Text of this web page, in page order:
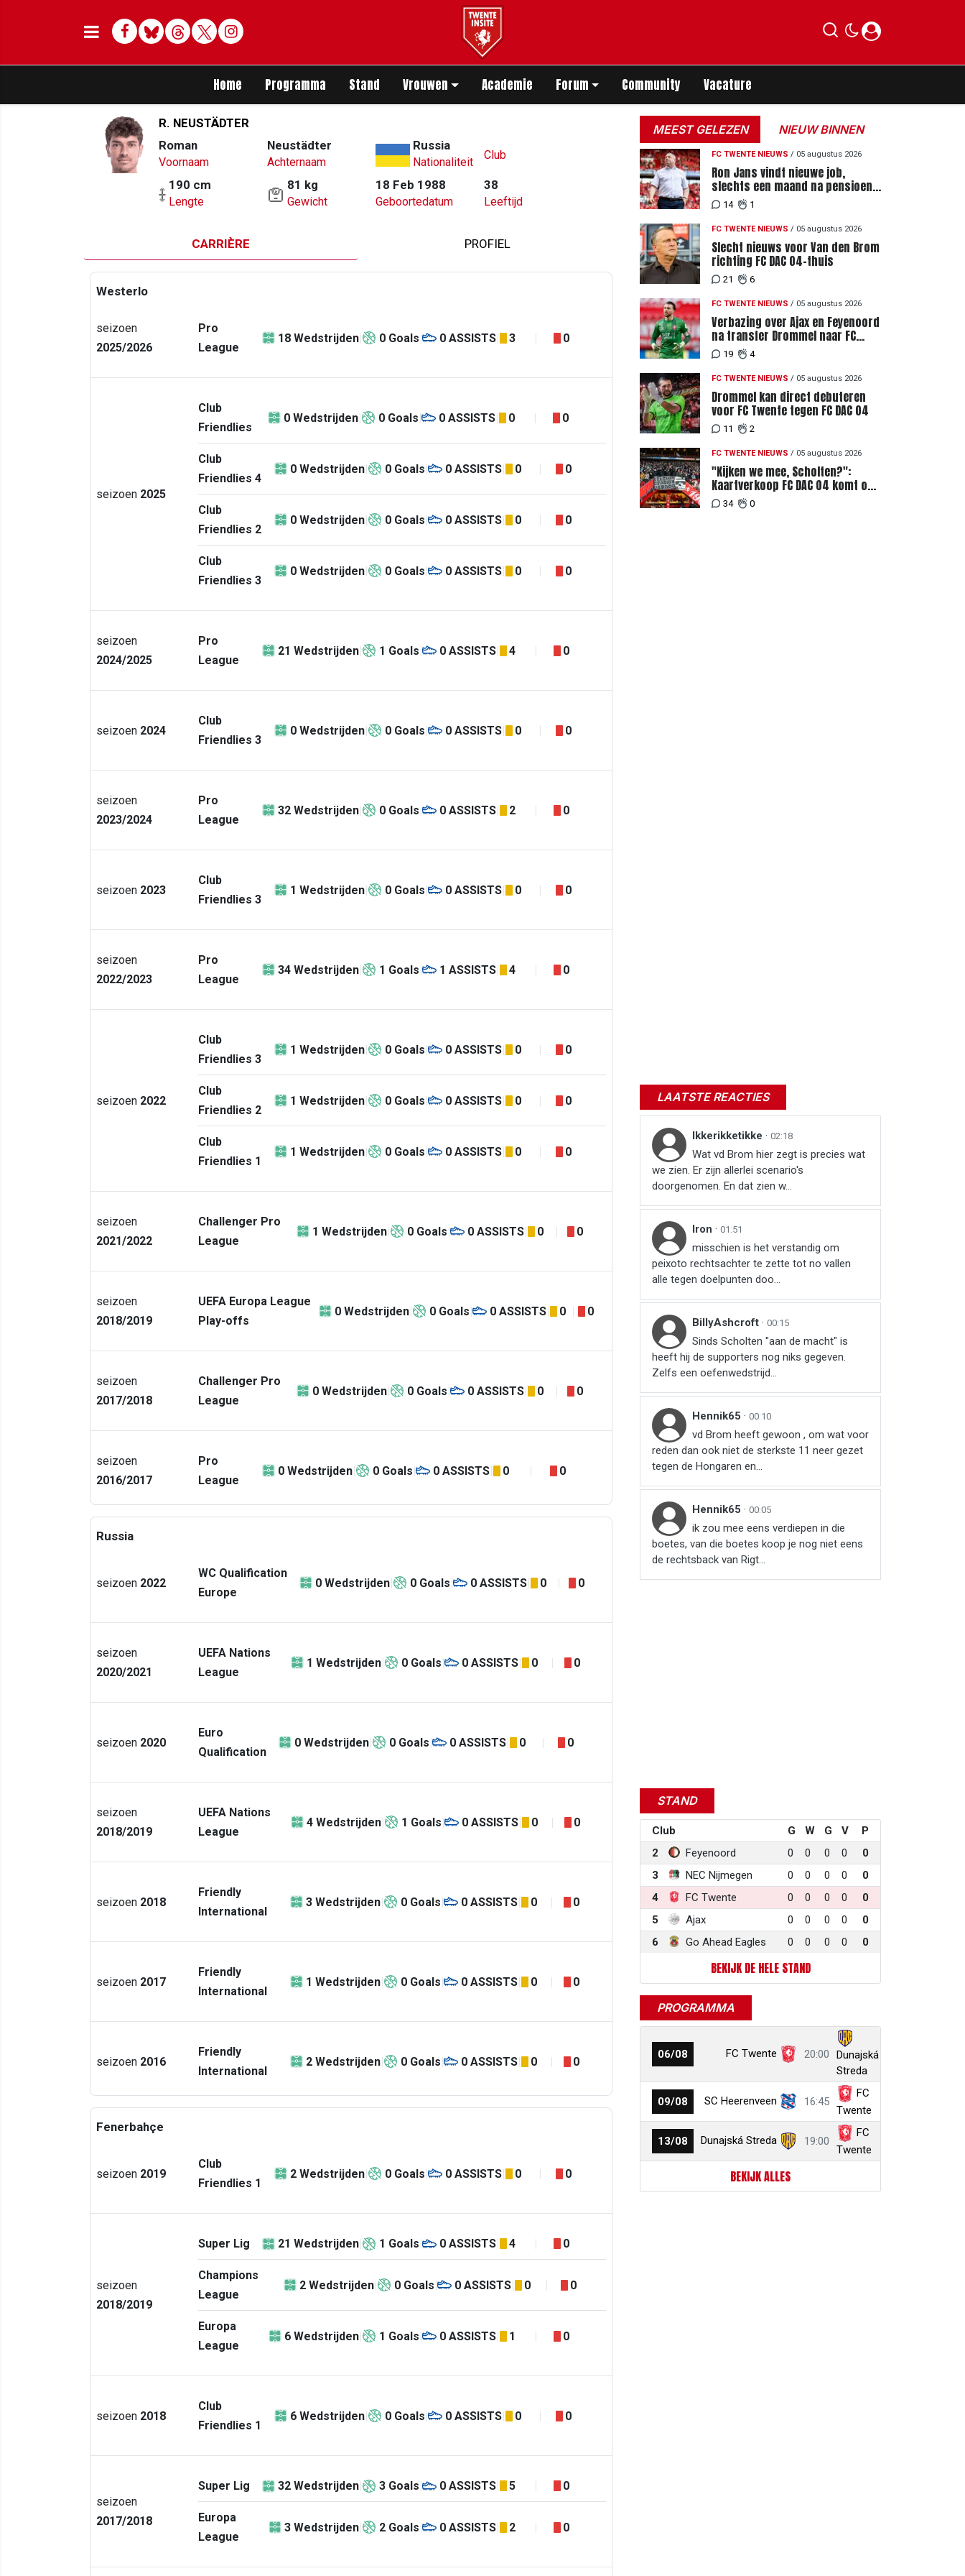
Facebook
BlueskyThreadsTwitterDelen op Whatsapp
Home Programma Stand Vrouwen Academie Forum Community Vacature
R. NEUSTÄDTER
Roman
Voornaam
Neustädter
Achternaam
Russia
Nationaliteit
Club
190 cm
Lengte
81 kg
Gewicht
18 Feb 1988
Geboortedatum
38
Leeftijd
CARRIÈRE PROFIEL
Westerlo
seizoen
2025/2026
Pro
League
18 Wedstrijden 0 Goals 0 ASSISTS 3 0
seizoen 2025
Club
Friendlies
0 Wedstrijden 0 Goals 0 ASSISTS 0 0
Club
Friendlies 4
0 Wedstrijden 0 Goals 0 ASSISTS 0 0
Club
Friendlies 2
0 Wedstrijden 0 Goals 0 ASSISTS 0 0
Club
Friendlies 3
0 Wedstrijden 0 Goals 0 ASSISTS 0 0
seizoen
2024/2025
Pro
League
21 Wedstrijden 1 Goals 0 ASSISTS 4 0
seizoen 2024
Club
Friendlies 3
0 Wedstrijden 0 Goals 0 ASSISTS 0 0
seizoen
2023/2024
Pro
League
32 Wedstrijden 0 Goals 0 ASSISTS 2 0
seizoen 2023
Club
Friendlies 3
1 Wedstrijden 0 Goals 0 ASSISTS 0 0
seizoen
2022/2023
Pro
League
34 Wedstrijden 1 Goals 1 ASSISTS 4 0
seizoen 2022
Club
Friendlies 3
1 Wedstrijden 0 Goals 0 ASSISTS 0 0
Club
Friendlies 2
1 Wedstrijden 0 Goals 0 ASSISTS 0 0
Club
Friendlies 1
1 Wedstrijden 0 Goals 0 ASSISTS 0 0
seizoen
2021/2022
Challenger Pro
League
1 Wedstrijden 0 Goals 0 ASSISTS 0 0
seizoen
2018/2019
UEFA Europa League
Play-offs
0 Wedstrijden 0 Goals 0 ASSISTS 0 0
seizoen
2017/2018
Challenger Pro
League
0 Wedstrijden 0 Goals 0 ASSISTS 0 0
seizoen
2016/2017
Pro
League
0 Wedstrijden 0 Goals 0 ASSISTS 0 0
Russia
seizoen 2022
WC Qualification
Europe
0 Wedstrijden 0 Goals 0 ASSISTS 0 0
seizoen
2020/2021
UEFA Nations
League
1 Wedstrijden 0 Goals 0 ASSISTS 0 0
seizoen 2020
Euro
Qualification
0 Wedstrijden 0 Goals 0 ASSISTS 0 0
seizoen
2018/2019
UEFA Nations
League
4 Wedstrijden 1 Goals 0 ASSISTS 0 0
seizoen 2018
Friendly
International
3 Wedstrijden 0 Goals 0 ASSISTS 0 0
seizoen 2017
Friendly
International
1 Wedstrijden 0 Goals 0 ASSISTS 0 0
seizoen 2016
Friendly
International
2 Wedstrijden 0 Goals 0 ASSISTS 0 0
Fenerbahçe
seizoen 2019
Club
Friendlies 1
2 Wedstrijden 0 Goals 0 ASSISTS 0 0
seizoen
2018/2019
Super Lig 21 Wedstrijden 1 Goals 0 ASSISTS 4 0
Champions
League
2 Wedstrijden 0 Goals 0 ASSISTS 0 0
Europa
League
6 Wedstrijden 1 Goals 0 ASSISTS 1 0
seizoen 2018
Club
Friendlies 1
6 Wedstrijden 0 Goals 0 ASSISTS 0 0
seizoen
2017/2018
Super Lig 32 Wedstrijden 3 Goals 0 ASSISTS 5 0
Europa
League
3 Wedstrijden 2 Goals 0 ASSISTS 2 0
MEEST GELEZEN NIEUW BINNEN
FC TWENTE NIEUWS / 05 augustus 2026
Ron Jans vindt nieuwe job,
slechts een maand na pensioen
als hoofdtrainer
14 1
FC TWENTE NIEUWS / 05 augustus 2026
Slecht nieuws voor Van den Brom
richting FC DAC 04-thuis
21 6
FC TWENTE NIEUWS / 05 augustus 2026
Verbazing over Ajax en Feyenoord
na transfer Drommel naar FC
Twente
19 4
FC TWENTE NIEUWS / 05 augustus 2026
Drommel kan direct debuteren
voor FC Twente tegen FC DAC 04
11 2
FC TWENTE NIEUWS / 05 augustus 2026
"Kijken we mee, Scholten?":
Kaartverkoop FC DAC 04 komt op
gang, supporters niet blij met
ticketprijzen
34 0
LAATSTE REACTIES
Ikkerikketikke · 02:18
Wat vd Brom hier zegt is precies wat
we zien. Er zijn allerlei scenario's
doorgenomen. En dat zien w...
Iron · 01:51
misschien is het verstandig om
peixoto rechtsachter te zette tot no vallen
alle tegen doelpunten doo...
BillyAshcroft · 00:15
Sinds Scholten "aan de macht" is
heeft hij de supporters nog niks gegeven.
Zelfs een oefenwedstrijd...
Hennik65 · 00:10
vd Brom heeft gewoon , om wat voor
reden dan ook niet de sterkste 11 neer gezet
tegen de Hongaren en...
Hennik65 · 00:05
ik zou mee eens verdiepen in die
boetes, van die boetes koop je nog niet eens
de rechtsback van Rigt...
STAND
Club G W G V
P
2
Feyenoord 0 0 0 0
0
3
NEC Nijmegen 0 0 0 0
0
4
FC Twente 0 0 0 0
0
5
Ajax 0 0 0 0
0
6
Go Ahead Eagles 0 0 0 0 0
BEKIJK DE HELE STAND
PROGRAMMA
06/08 FC Twente 20:00
Dunajská
Streda
09/08 SC Heerenveen 16:45
FC
Twente
13/08 Dunajská Streda 19:00
FC
Twente
BEKIJK ALLES